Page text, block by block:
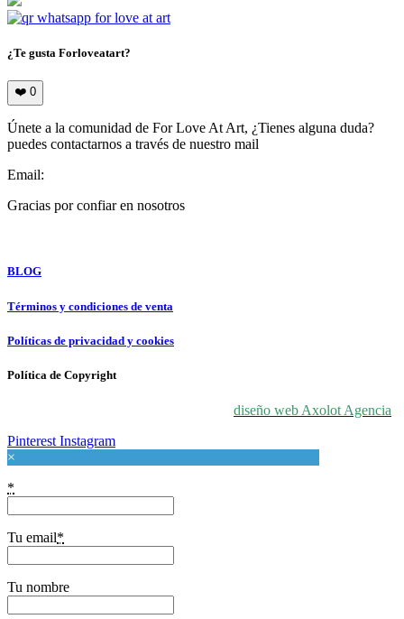
¿Te gusta Forloveatart?
❤️ 0
Únete a la comunidad de For Love At Art, ¿Tienes alguna duda?
puedes contactarnos a través de nuestro mail
Email:
Gracias por confiar en nosotros
BLOG
Términos y condiciones de venta
Políticas de privacidad y cookies
Política de Copyright
diseño web Axolot Agencia
Pinterest Instagram
×
*
Tu email*
Tu nombre